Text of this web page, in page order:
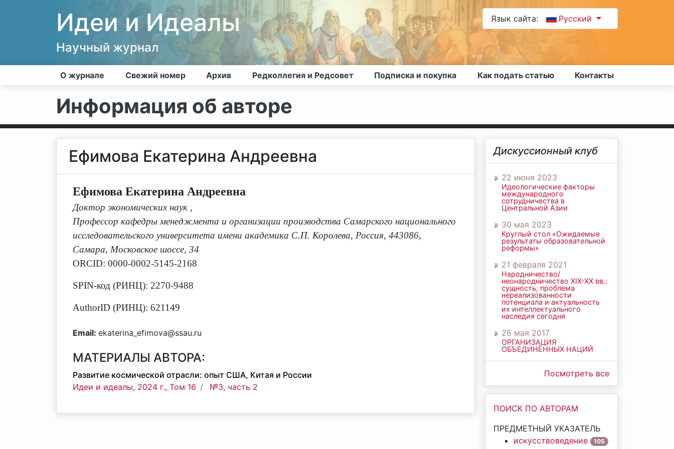
Идеи и Идеалы
Научный журнал
Язык сайта: Русский
О журнале Свежий номер Архив Редколлегия и Редсовет Подписка и покупка Как подать статью Контакты
Информация об авторе
Ефимова Екатерина Андреевна
Ефимова Екатерина Андреевна
Доктор экономических наук ,
Профессор кафедры менеджмента и организации производства Самарского национального
исследовательского университета имени академика С.П. Королева, Россия, 443086,
Самара, Московское шоссе, 34
ORCID: 0000-0002-5145-2168
SPIN-код (РИНЦ): 2270-9488
AuthorID (РИНЦ): 621149
Email: ekaterina_efimova@ssau.ru
МАТЕРИАЛЫ АВТОРА:
Развитие космической отрасли: опыт США, Китая и России
Идеи и идеалы, 2024 г., Том 16
№3, часть 2
Дискуссионный клуб
22 июня 2023
Идеологические факторы
международного
сотрудничества в
Центральной Азии
30 мая 2023
Круглый стол «Ожидаемые
результаты образовательной
реформы»
21 февраля 2021
Народничество/
неонародничество ХIХ-ХХ вв.:
сущность, проблема
нереализованности
потенциала и актуальность
их интеллектуального
наследия сегодня
26 мая 2017
ОРГАНИЗАЦИЯ
ОБЪЕДИНЁННЫХ НАЦИЙ
Посмотреть все
ПОИСК ПО АВТОРАМ
ПРЕДМЕТНЫЙ УКАЗАТЕЛЬ
искусствоведение
105